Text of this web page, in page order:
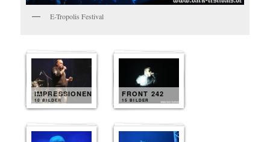
E-Tropolis Festival
IMPRESSIONEN
10 BILDER
FRONT 242
15 BILDER